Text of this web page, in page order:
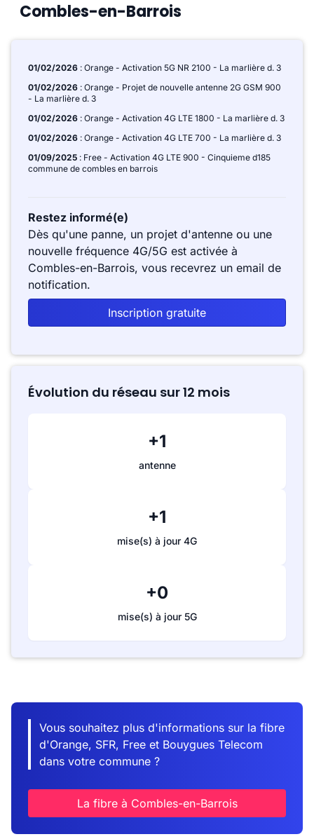
Combles-en-Barrois
01/02/2026 : Orange - Activation 5G NR 2100 - La marlière d. 3
01/02/2026 : Orange - Projet de nouvelle antenne 2G GSM 900
- La marlière d. 3
01/02/2026 : Orange - Activation 4G LTE 1800 - La marlière d. 3
01/02/2026 : Orange - Activation 4G LTE 700 - La marlière d. 3
01/09/2025 : Free - Activation 4G LTE 900 - Cinquieme d185
commune de combles en barrois
Restez informé(e)
Dès qu'une panne, un projet d'antenne ou une
nouvelle fréquence 4G/5G est activée à
Combles-en-Barrois, vous recevrez un email de
notification.
Inscription gratuite
Évolution du réseau sur 12 mois
+1
antenne
+1
mise(s) à jour 4G
+0
mise(s) à jour 5G
Vous souhaitez plus d'informations sur la fibre
d'Orange, SFR, Free et Bouygues Telecom
dans votre commune ?
La fibre à Combles-en-Barrois